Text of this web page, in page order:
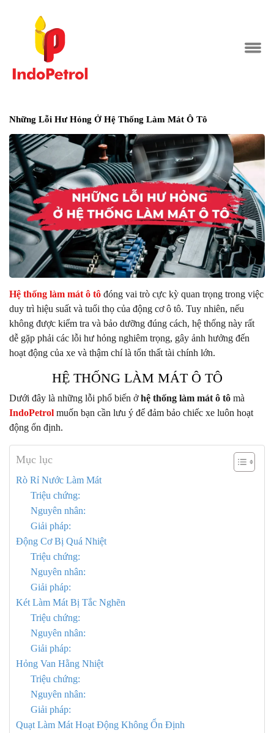
Những Lỗi Hư Hỏng Ở Hệ Thống Làm Mát Ô Tô
Hệ thống làm mát ô tô đóng vai trò cực kỳ quan trọng trong việc
duy trì hiệu suất và tuổi thọ của động cơ ô tô. Tuy nhiên, nếu
không được kiểm tra và bảo dưỡng đúng cách, hệ thống này rất
dễ gặp phải các lỗi hư hỏng nghiêm trọng, gây ảnh hưởng đến
hoạt động của xe và thậm chí là tổn thất tài chính lớn.
HỆ THỐNG LÀM MÁT Ô TÔ
Dưới đây là những lỗi phổ biến ởhệ thống làm mát ô tô mà
IndoPetrol muốn bạn cần lưu ý để đảm bảo chiếc xe luôn hoạt
động ổn định.
Mục lục
Rò Rỉ Nước Làm Mát
Triệu chứng:
Nguyên nhân:
Giải pháp:
Động Cơ Bị Quá Nhiệt
Triệu chứng:
Nguyên nhân:
Giải pháp:
Két Làm Mát Bị Tắc Nghẽn
Triệu chứng:
Nguyên nhân:
Giải pháp:
Hỏng Van Hằng Nhiệt
Triệu chứng:
Nguyên nhân:
Giải pháp:
Quạt Làm Mát Hoạt Động Không Ổn Định